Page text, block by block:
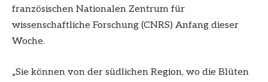
französischen Nationalen Zentrum für
wissenschaftliche Forschung (CNRS) Anfang dieser
Woche.
„Sie können von der südlichen Region, wo die Blüten